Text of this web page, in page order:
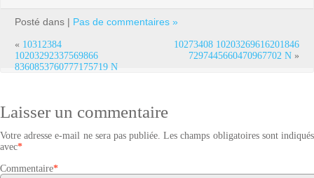
Posté dans | Pas de commentaires »
« 10312384
10203292337569866
8360853760777175719 N
10273408 10203269616201846
7297445660470967702 N »
Laisser un commentaire
Votre adresse e-mail ne sera pas publiée. Les champs obligatoires sont indiqués
avec*
Commentaire*